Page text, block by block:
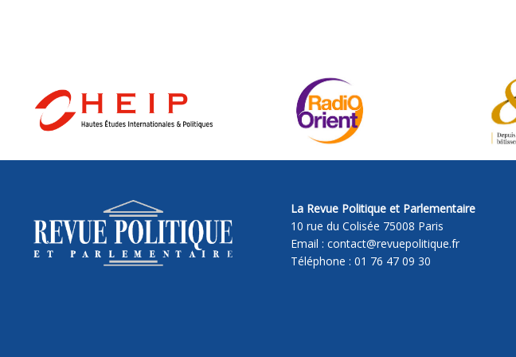
La Revue Politique et Parlementaire
10 rue du Colisée 75008 Paris
Email : contact@revuepolitique.fr
Téléphone : 01 76 47 09 30